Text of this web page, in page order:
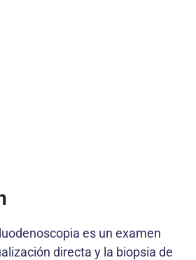
es un examen
directa y la biopsia de